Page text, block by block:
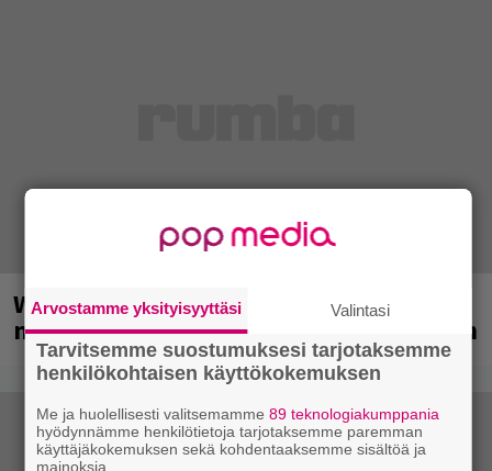
Weezer palaa Suomeen yli
neljännesvuosisadan odotuksen jälkeen
Arvostamme yksityisyyttäsi Valintasi
Tarvitsemme suostumuksesi tarjotaksemme
henkilökohtaisen käyttökokemuksen
Me ja huolellisesti valitsemamme 89 teknologiakumppania
hyödynnämme henkilötietoja tarjotaksemme paremman
käyttäjäkokemuksen sekä kohdentaaksemme sisältöä ja
mainoksia.